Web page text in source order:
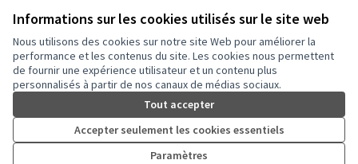
Informations sur les cookies utilisés sur le site web
Nous utilisons des cookies sur notre site Web pour améliorer la
performance et les contenus du site. Les cookies nous permettent
de fournir une expérience utilisateur et un contenu plus
personnalisés à partir de nos canaux de médias sociaux.
Tout accepter
Accepter seulement les cookies essentiels
Paramètres
Conditions d'utilisation
Paramètres des cookies
Auch - Agir pour ma ville sur Facebook
(Lien externe)
Auch - Agir pour ma ville sur Instagram
Licence
(Lien